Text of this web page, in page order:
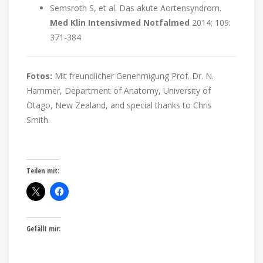
Semsroth S, et al. Das akute Aortensyndrom.
Med Klin Intensivmed Notfalmed 2014; 109:
371-384
Fotos: Mit freundlicher Genehmigung Prof. Dr. N.
Hammer, Department of Anatomy, University of
Otago, New Zealand, and special thanks to Chris
Smith.
Teilen mit:
Gefällt mir: